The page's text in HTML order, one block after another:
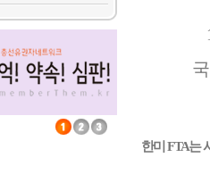
한미FTA는